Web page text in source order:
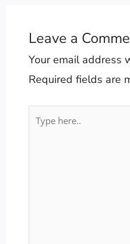
Leave a
Your email address
Required fields are
Type